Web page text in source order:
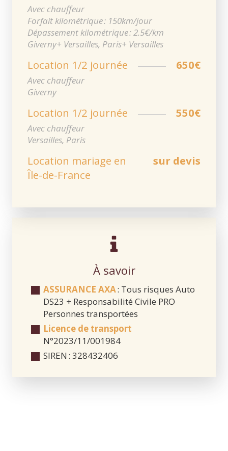
Avec chauffeur
Forfait kilométrique : 150km/jour
Dépassement kilométrique : 2.5€/km
Giverny+ Versailles, Paris+ Versailles
650€
Location 1/2 journée
Avec chauffeur
Giverny
550€
Location 1/2 journée
Avec chauffeur
Versailles, Paris
sur devis
Location mariage en
Île-de-France
À savoir
ASSURANCE AXA: Tous risques Auto
DS23 + Responsabilité Civile PRO
Personnes transportées
Licence de transport
N°2023/11/001984
SIREN : 328432406